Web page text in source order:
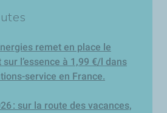
remet en place le
l’essence à 1,99 €/l dans
service en France.
: sur la route des vacances,